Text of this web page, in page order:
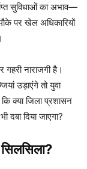
सुविधाओं का अभाव—
पर खेल अधिकारियों
नाराजगी है।
उड़ाएंगे तो युवा
क्या जिला प्रशासन
दबा दिया जाएगा?
सिलसिला?